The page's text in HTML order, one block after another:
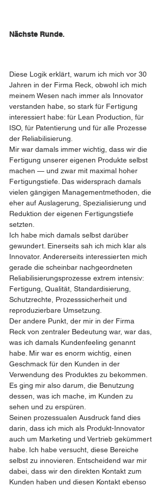
Nächste Runde.
Diese Logik erklärt, warum ich mich vor 30
Jahren in der Firma Reck, obwohl ich mich
meinem Wesen nach immer als Innovator
verstanden habe, so stark für Fertigung
interessiert habe: für Lean Production, für
ISO, für Patentierung und für alle Prozesse
der Reliabilisierung.
Mir war damals immer wichtig, dass wir die
Fertigung unserer eigenen Produkte selbst
machen — und zwar mit maximal hoher
Fertigungstiefe. Das widersprach damals
vielen gängigen Managementmethoden, die
eher auf Auslagerung, Spezialisierung und
Reduktion der eigenen Fertigungstiefe
setzten.
Ich habe mich damals selbst darüber
gewundert. Einerseits sah ich mich klar als
Innovator. Andererseits interessierten mich
gerade die scheinbar nachgeordneten
Reliabilisierungsprozesse extrem intensiv:
Fertigung, Qualität, Standardisierung,
Schutzrechte, Prozesssicherheit und
reproduzierbare Umsetzung.
Der andere Punkt, der mir in der Firma
Reck von zentraler Bedeutung war, war das,
was ich damals Kundenfeeling genannt
habe. Mir war es enorm wichtig, einen
Geschmack für den Kunden in der
Verwendung des Produktes zu bekommen.
Es ging mir also darum, die Benutzung
dessen, was ich mache, im Kunden zu
sehen und zu erspüren.
Seinen prozessualen Ausdruck fand dies
darin, dass ich mich als Produkt-Innovator
auch um Marketing und Vertrieb gekümmert
habe. Ich habe versucht, diese Bereiche
selbst zu innovieren. Entscheidend war mir
dabei, dass wir den direkten Kontakt zum
Kunden haben und diesen Kontakt ebenso